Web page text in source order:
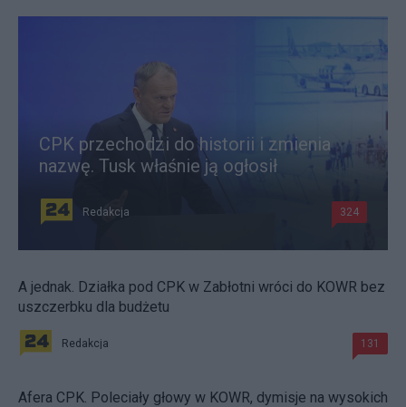
CPK przechodzi do historii i zmienia
nazwę. Tusk właśnie ją ogłosił
Redakcja 324
A jednak. Działka pod CPK w Zabłotni wróci do KOWR bez
uszczerbku dla budżetu
Redakcja 131
Afera CPK. Poleciały głowy w KOWR, dymisje na wysokich